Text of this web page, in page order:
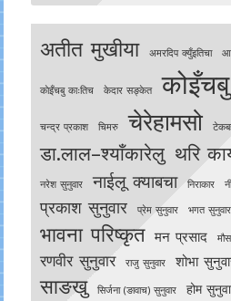
अतीत मुखीया अमरदिप क्युँइतिचा
काेइँचबु काःतिच केदार सङ्केत कोइँचबु
चन्द्र प्रकाश चिमरु चेरेहामसो
डा.लाल–श्याँकारेलु थरि
नरेश सुनुवार नाईलू क्याबचा निराकार
प्रकाश सुनुवार प्रेम सुनुवार भगत सुनुवार
भावना परिष्कृत मन प्रसाद
रणवीर सुनुवार राजु सुनुवार शोभा
साङखु सिर्जना (ङावाच) सुनुवार होम